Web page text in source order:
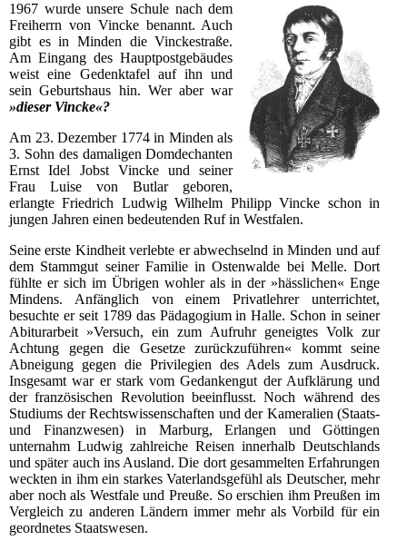
1967 wurde unsere Schule nach dem
Freiherrn von Vincke benannt. Auch
gibt es in Minden die Vinckestraße.
Am Eingang des Hauptpostgebäudes
weist eine Gedenktafel auf ihn und
sein Geburtshaus hin. Wer aber war
»dieser Vincke«?
Am 23. Dezember 1774 in Minden als
3. Sohn des damaligen Domdechanten
Ernst Idel Jobst Vincke und seiner
Frau Luise von Butlar geboren,
erlangte Friedrich Ludwig Wilhelm Philipp Vincke schon in
jungen Jahren einen bedeutenden Ruf in Westfalen.
Seine erste Kindheit verlebte er abwechselnd in Minden und auf
dem Stammgut seiner Familie in Ostenwalde bei Melle. Dort
fühlte er sich im Übrigen wohler als in der »hässlichen« Enge
Mindens. Anfänglich von einem Privatlehrer unterrichtet,
besuchte er seit 1789 das Pädagogium in Halle. Schon in seiner
Abiturarbeit »Versuch, ein zum Aufruhr geneigtes Volk zur
Achtung gegen die Gesetze zurückzuführen« kommt seine
Abneigung gegen die Privilegien des Adels zum Ausdruck.
Insgesamt war er stark vom Gedankengut der Aufklärung und
der französischen Revolution beeinflusst. Noch während des
Studiums der Rechtswissenschaften und der Kameralien (Staats-
und Finanzwesen) in Marburg, Erlangen und Göttingen
unternahm Ludwig zahlreiche Reisen innerhalb Deutschlands
und später auch ins Ausland. Die dort gesammelten Erfahrungen
weckten in ihm ein starkes Vaterlandsgefühl als Deutscher, mehr
aber noch als Westfale und Preuße. So erschien ihm Preußen im
Vergleich zu anderen Ländern immer mehr als Vorbild für ein
geordnetes Staatswesen.